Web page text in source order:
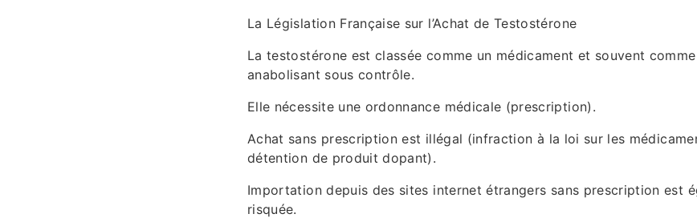
La Législation Française sur l’Achat de Testostérone
La testostérone est classée comme un médicament et souvent
anabolisant sous contrôle.
Elle nécessite une ordonnance médicale (prescription).
Achat sans prescription est illégal (infraction à la loi sur les
détention de produit dopant).
Importation depuis des sites internet étrangers sans prescription est
risquée.